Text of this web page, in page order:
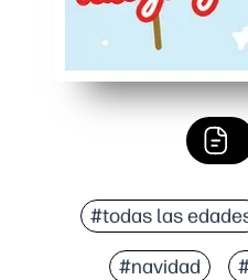
#todas las
#navidad